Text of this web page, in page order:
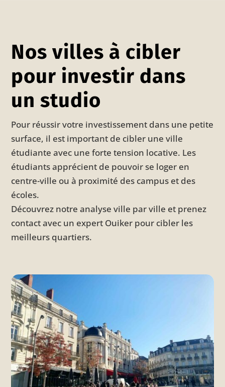
Nos villes à cibler
pour investir dans
un studio
Pour réussir votre investissement dans une petite
surface, il est important de cibler une ville
étudiante avec une forte tension locative. Les
étudiants apprécient de pouvoir se loger en
centre-ville ou à proximité des campus et des
écoles.
Découvrez notre analyse ville par ville et prenez
contact avec un expert Ouiker pour cibler les
meilleurs quartiers.